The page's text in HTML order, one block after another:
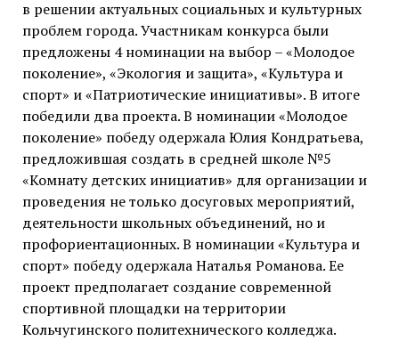
в решении актуальных социальных и культурных
проблем города. Участникам конкурса были
предложены 4 номинации на выбор – «Молодое
поколение», «Экология и защита», «Культура и
спорт» и «Патриотические инициативы». В итоге
победили два проекта. В номинации «Молодое
поколение» победу одержала Юлия Кондратьева,
предложившая создать в средней школе №5
«Комнату детских инициатив» для организации и
проведения не только досуговых мероприятий,
деятельности школьных объединений, но и
профориентационных. В номинации «Культура и
спорт» победу одержала Наталья Романова. Ее
проект предполагает создание современной
спортивной площадки на территории
Кольчугинского политехнического колледжа.